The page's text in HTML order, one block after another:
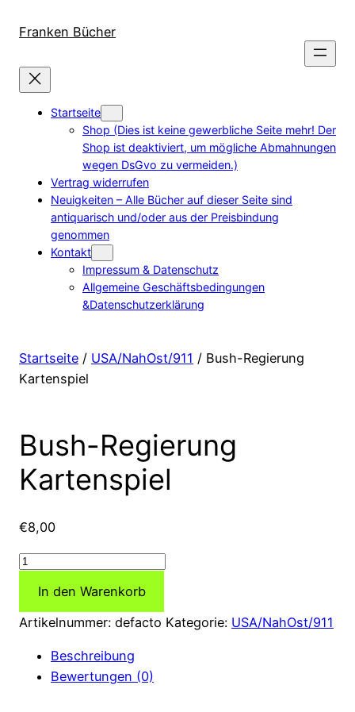
zum
wechseln
Franken Bücher
Startseite
Shop (Dies ist keine gewerbliche Seite mehr! Der
Shop ist deaktiviert, um mögliche Abmahnungen
wegen DsGvo zu vermeiden.)
Vertrag widerrufen
Neuigkeiten – Alle Bücher auf dieser Seite sind
antiquarisch und/oder aus der Preisbindung
genommen
Kontakt
Impressum & Datenschutz
Allgemeine Geschäftsbedingungen
&Datenschutzerklärung
Startseite / USA/NahOst/911 / Bush-Regierung
Kartenspiel
Bush-Regierung
Kartenspiel
€8,00
Bush-
Kartenspiel
Menge
In den Warenkorb
Artikelnummer: defacto Kategorie: USA/NahOst/911
Beschreibung
Bewertungen (0)